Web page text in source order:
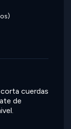
cuerdas
de